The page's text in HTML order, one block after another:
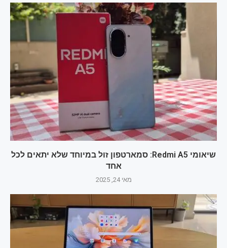
שיאומי Redmi A5: סמארטפון זול במיוחד שלא יתאים לכל
אחד
מאי 24, 2025